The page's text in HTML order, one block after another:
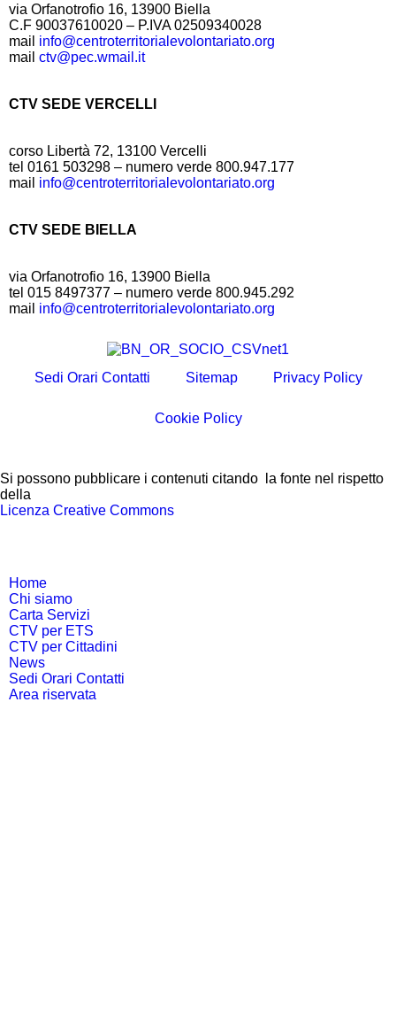
via Orfanotrofio 16, 13900 Biella
C.F 90037610020 – P.IVA 02509340028
mail info@centroterritorialevolontariato.org
mail ctv@pec.wmail.it
CTV SEDE VERCELLI
corso Libertà 72, 13100 Vercelli
tel 0161 503298 – numero verde 800.947.177
mail info@centroterritorialevolontariato.org
CTV SEDE BIELLA
via Orfanotrofio 16, 13900 Biella
tel 015 8497377 – numero verde 800.945.292
mail info@centroterritorialevolontariato.org
Sedi Orari Contatti Sitemap Privacy Policy
Cookie Policy
Si possono pubblicare i contenuti citando la fonte nel rispetto
della
Licenza Creative Commons
Home
Chi siamo
Carta Servizi
CTV per ETS
CTV per Cittadini
News
Sedi Orari Contatti
Area riservata